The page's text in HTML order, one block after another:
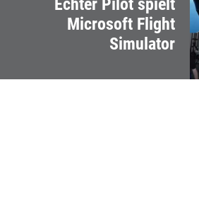
Echter Pilot spielt
Microsoft Flight
Simulator